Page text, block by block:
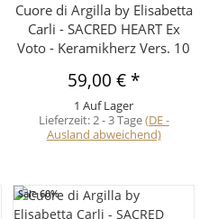
Cuore di Argilla by Elisabetta
Carli - SACRED HEART Ex
Voto - Keramikherz Vers. 10
59,00 € *
1 Auf Lager
Lieferzeit:2 - 3 Tage(DE -
Ausland abweichend)
Sale 60%